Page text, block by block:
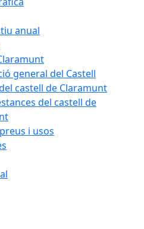
anual
general del Castell
castell de Claramunt
del castell de
i usos